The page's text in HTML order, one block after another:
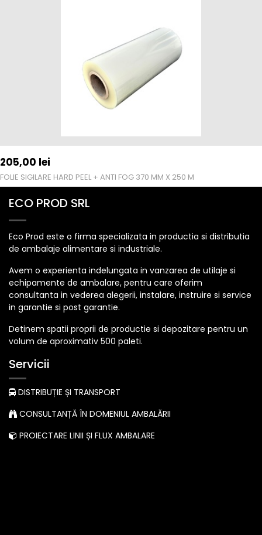
205,00 lei
FOLIE SIGILARE HARD PEEL + ANTI FOG 370 MM X 250 M
ECO PROD SRL
Eco Prod este o firma specializata in productia si distributia
de ambalaje alimentare si industriale.
Avem o experienta indelungata in vanzarea de utilaje si
echipamente de ambalare, pentru care oferim
consultanta in vederea alegerii, instalare, instruire si service
in garantie si post garantie.
Detinem spatii proprii de productie si depozitare pentru un
volum de aproximativ 500 paleti.
Servicii
DISTRIBUȚIE ȘI TRANSPORT
CONSULTANȚĂ ÎN DOMENIUL AMBALĂRII
PROIECTARE LINII ȘI FLUX AMBALARE